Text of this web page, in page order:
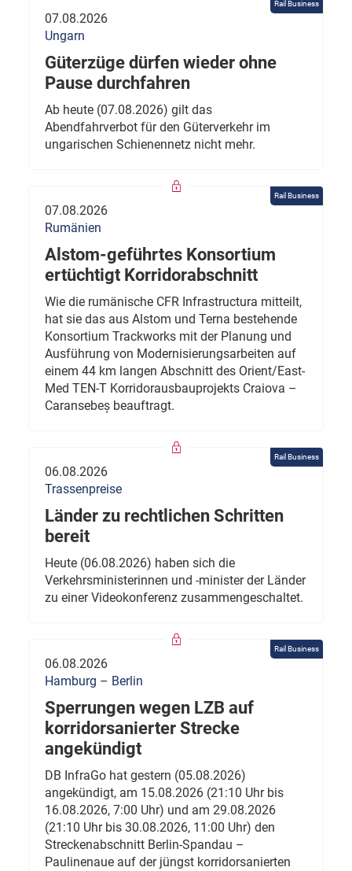
Rail Business
07.08.2026
Ungarn
Güterzüge dürfen wieder ohne
Pause durchfahren
Ab heute (07.08.2026) gilt das
Abendfahrverbot für den Güterverkehr im
ungarischen Schienennetz nicht mehr.
Rail Business
07.08.2026
Rumänien
Alstom-geführtes Konsortium
ertüchtigt Korridorabschnitt
Wie die rumänische CFR Infrastructura mitteilt,
hat sie das aus Alstom und Terna bestehende
Konsortium Trackworks mit der Planung und
Ausführung von Modernisierungsarbeiten auf
einem 44 km langen Abschnitt des Orient/East-
Med TEN-T Korridorausbauprojekts Craiova –
Caransebeș beauftragt.
Rail Business
06.08.2026
Trassenpreise
Länder zu rechtlichen Schritten
bereit
Heute (06.08.2026) haben sich die
Verkehrsministerinnen und -minister der Länder
zu einer Videokonferenz zusammengeschaltet.
Rail Business
06.08.2026
Hamburg – Berlin
Sperrungen wegen LZB auf
korridorsanierter Strecke
angekündigt
DB InfraGo hat gestern (05.08.2026)
angekündigt, am 15.08.2026 (21:10 Uhr bis
16.08.2026, 7:00 Uhr) und am 29.08.2026
(21:10 Uhr bis 30.08.2026, 11:00 Uhr) den
Streckenabschnitt Berlin-Spandau –
Paulinenaue auf der jüngst korridorsanierten